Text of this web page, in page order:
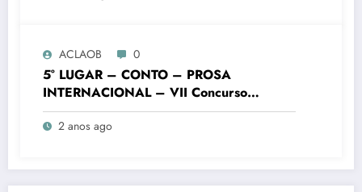
ACLAOB 0
5° LUGAR – CONTO – PROSA
INTERNACIONAL – VII Concurso
Literário “Cidade de Ouro Branco”
2 anos ago